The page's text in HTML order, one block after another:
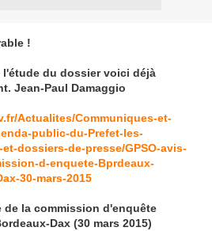
!
l'étude du dossier voici déjà
Jean-Paul Damaggio
Actualites/Communiques-et-
public-du-Prefet-les-
dossiers-de-presse/GPSO-avis-
d-enquete-Bprdeaux-
30-mars-2015
de la commission d'enquête
Dax (30 mars 2015)